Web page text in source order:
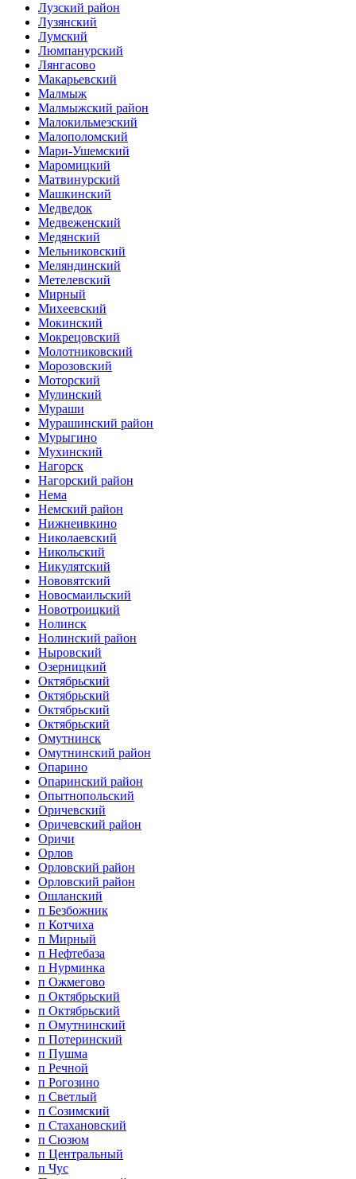
Лузский район
Лузянский
Лумский
Люмпанурский
Лянгасово
Макарьевский
Малмыж
Малмыжский район
Малокильмезский
Малополомский
Мари-Ушемский
Маромицкий
Матвинурский
Машкинский
Медведок
Медвеженский
Медянский
Мельниковский
Меляндинский
Метелевский
Мирный
Михеевский
Мокинский
Мокрецовский
Молотниковский
Морозовский
Моторский
Мулинский
Мураши
Мурашинский район
Мурыгино
Мухинский
Нагорск
Нагорский район
Нема
Немский район
Нижнеивкино
Николаевский
Никольский
Никулятский
Нововятский
Новосмаильский
Новотроицкий
Нолинск
Нолинский район
Ныровский
Озерницкий
Октябрьский
Октябрьский
Октябрьский
Октябрьский
Омутнинск
Омутнинский район
Опарино
Опаринский район
Опытнопольский
Оричевский
Оричевский район
Оричи
Орлов
Орловский район
Орловский район
Ошланский
п Безбожник
п Котчиха
п Мирный
п Нефтебаза
п Нурминка
п Ожмегово
п Октябрьский
п Октябрьский
п Омутнинский
п Потеринский
п Пушма
п Речной
п Рогозино
п Светлый
п Созимский
п Стахановский
п Сюзюм
п Центральный
п Чус